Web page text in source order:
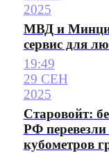
2025
МВД и
сервис для
19:49
29 СЕН
2025
Старовойт:
РФ
кубометров